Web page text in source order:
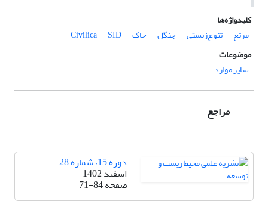
کلیدواژه‌ها
مرتع
تنوع‌زیستی جنگل خاک Civilica
SID
موضوعات
سایر موارد
مراجع
دوره 15، شماره 28
اسفند 1402
صفحه71-84